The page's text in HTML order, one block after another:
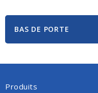
BAS DE PORTE
Produits